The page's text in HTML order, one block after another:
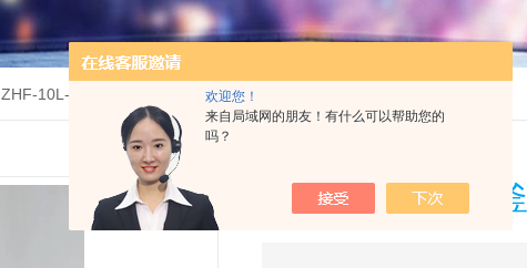
欢迎您！
来自局域网的朋友！有什么可以帮助您的
吗？
ZHF-10L-10L-20L多功能过滤反应釜
多功能过滤反应釜